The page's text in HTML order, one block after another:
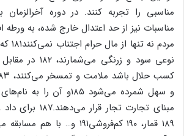
مناسبی را تجربه کنند. در دوره آخرالزمان
مناسبات نیز از حد اعتدال خارج شده، به ورطه
مردم
نوعی سود و